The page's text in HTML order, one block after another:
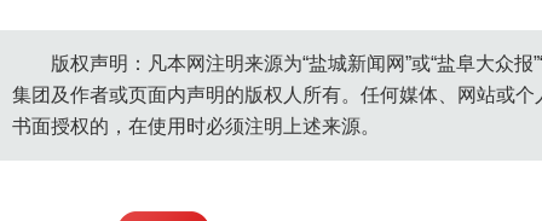
版权声明：凡本网注明来源为“盐城新闻网”或“盐阜大众
集团及作者或页面内声明的版权人所有。任何媒体、网站或
书面授权的，在使用时必须注明上述来源。